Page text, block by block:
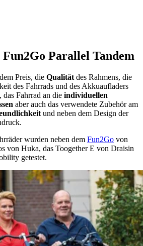
Parallel Tandem
Preis, die Qualität des Rahmens, die
des Fahrrads und des Akkuaufladers
Fahrrad an die individuellen
aber auch das verwendete Zubehör am
und neben dem Design der
wurden neben dem Fun2Go von
von Huka, das Toogether E von Draisin
getestet.